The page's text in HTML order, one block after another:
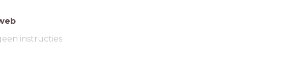
instructies